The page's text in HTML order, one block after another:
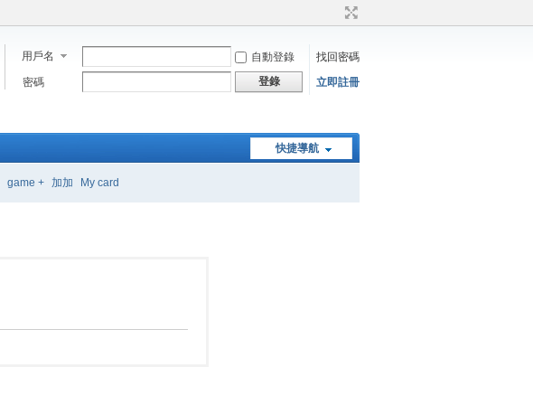
用戶名 自動登錄
找回密碼
密碼
登錄 立即註冊
快捷導航
game + 加加 My card